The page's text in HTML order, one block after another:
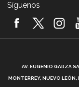
2026!
¿Cómo
Síguenos
AV. EUGENIO GARZA
MONTERREY, NUEVO